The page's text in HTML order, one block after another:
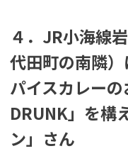
４．JR小海線
代田町の南隣）
パイスカレー
DRUNK」 を構
ン」さん